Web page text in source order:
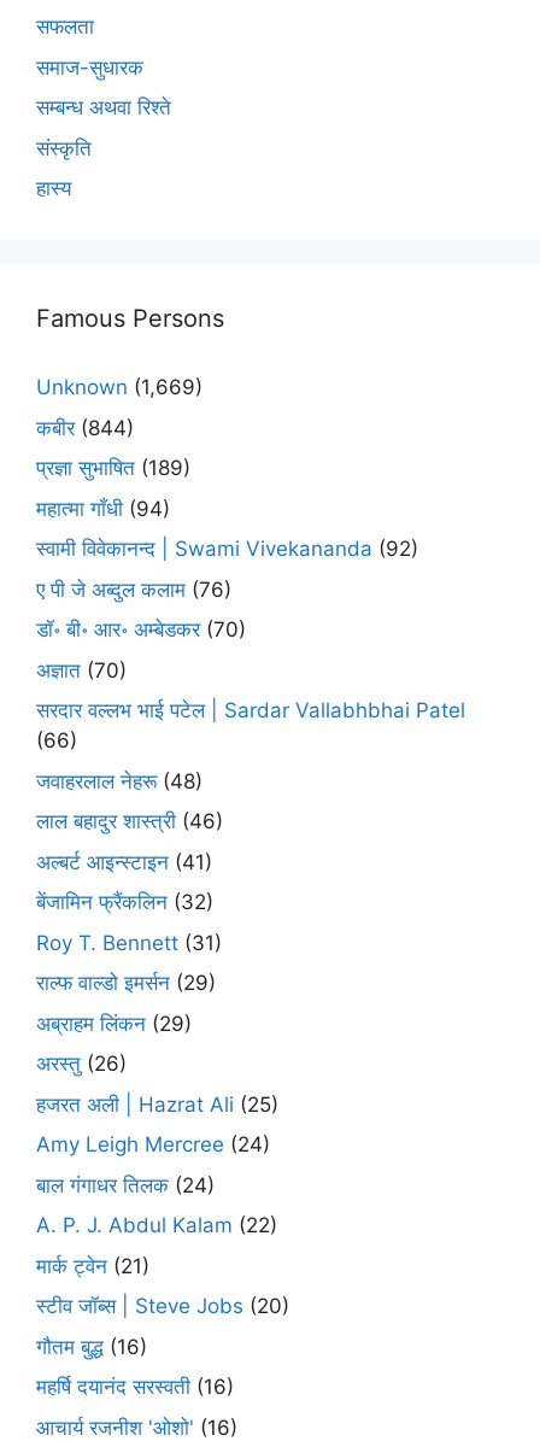
सफलता
समाज-सुधारक
सम्बन्ध अथवा रिश्ते
संस्कृति
हास्य
Famous Persons
Unknown (1,669)
कबीर(844)
प्रज्ञा सुभाषित (189)
महात्मा गाँधी (94)
स्वामी विवेकानन्द | Swami Vivekananda (92)
ए पी जे अब्दुल कलाम (76)
डॉ॰ बी॰ आर॰ अम्बेडकर(70)
अज्ञात (70)
सरदार वल्लभ भाई पटेल | Sardar Vallabhbhai Patel
(66)
जवाहरलाल नेहरू(48)
लाल बहादुर शास्त्री (46)
अल्बर्ट आइन्स्टाइन (41)
बेंजामिन फ्रैंकलिन (32)
Roy T. Bennett (31)
राल्फ वाल्डो इमर्सन (29)
अब्राहम लिंकन (29)
अरस्तु (26)
हजरत अली | Hazrat Ali (25)
Amy Leigh Mercree (24)
बाल गंगाधर तिलक (24)
A. P. J. Abdul Kalam (22)
मार्क ट्वेन (21)
स्टीव जॉब्स | Steve Jobs (20)
गौतम बुद्ध (16)
महर्षि दयानंद सरस्वती (16)
आचार्य रजनीश 'ओशो' (16)